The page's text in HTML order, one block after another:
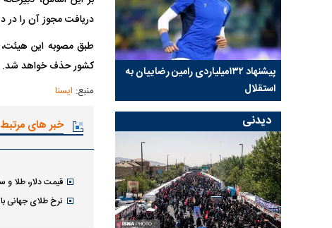
دریافت مجوز آن را در
طبق مصوبه این
کشور حذف خواهد شد.
منبع: ایسنا
خبر های مرتبط
قیمت دلار، طلا و سکه ۱
نرخ طلای جهانی
پیشنهاد ۱۳۲میلیاردی رامین رضاییان به
استقلال
بازگشت اندونگ به
هافبک گابنی در آستانه
دیدنی